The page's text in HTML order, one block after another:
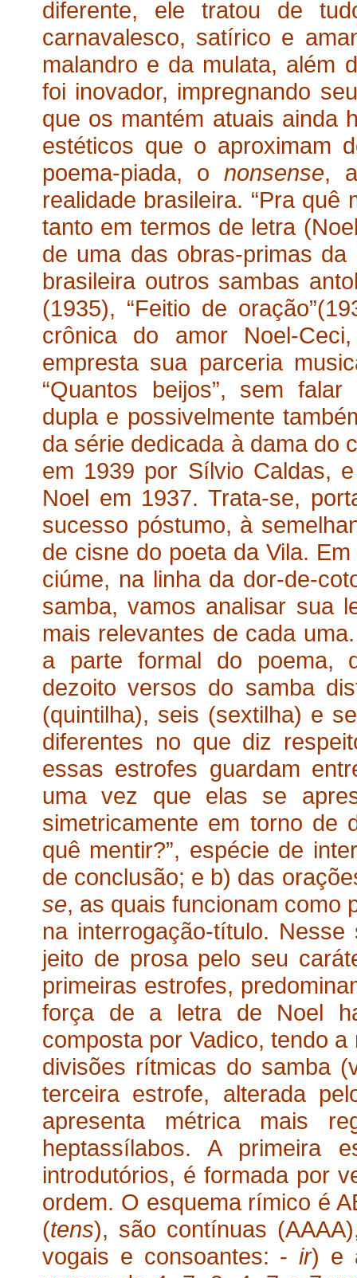
diferente, ele tratou de
carnavalesco, satírico e
malandro e da mulata, além
foi inovador, impregnando
que os mantém atuais ainda
estéticos que o aproximam
poema-piada, o nonsense,
realidade brasileira. “Pra quê
tanto em termos de letra
de uma das obras-primas
brasileira outros sambas
(1935), “Feitio de
crônica do amor Noel-
empresta sua parceria
“Quantos beijos”, sem
dupla e possivelmente
da série dedicada à dama do
em 1939 por Sílvio Caldas,
Noel em 1937. Trata-se,
sucesso póstumo, à
de cisne do poeta da Vila.
ciúme, na linha da dor-de-
samba, vamos analisar sua
mais relevantes de cada
a parte formal do poema,
dezoito versos do samba
(quintilha), seis (sextilha) e
diferentes no que diz
essas estrofes guardam
uma vez que elas se
simetricamente em torno de
quê mentir?”, espécie de
de conclusão; e b) das
se, as quais funcionam como
na interrogação-título.
jeito de prosa pelo seu
primeiras estrofes,
força de a letra de Noel
composta por Vadico, tendo
divisões rítmicas do samba
terceira estrofe, alterada
apresenta métrica mais
heptassílabos. A primeira
introdutórios, é formada por
ordem. O esquema rímico é
(tens), são contínuas
vogais e consoantes: -ir) e